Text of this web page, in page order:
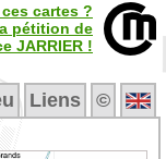
cartes ?
pétition de
JARRIER !
Liens ©